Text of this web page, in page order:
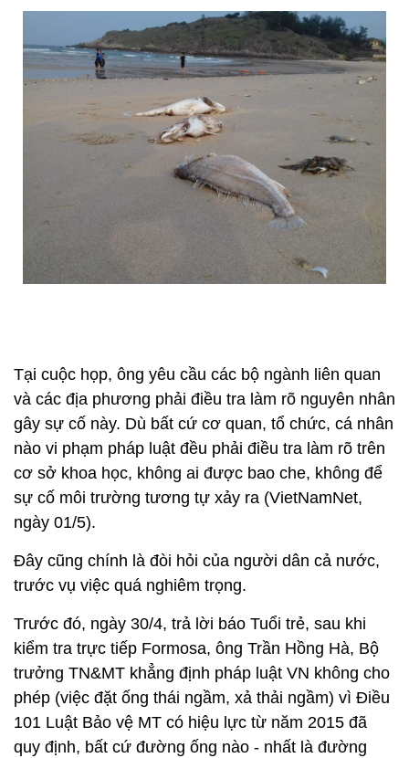
Tại cuộc họp, ông yêu cầu các bộ ngành liên quan
và các địa phương phải điều tra làm rõ nguyên nhân
gây sự cố này. Dù bất cứ cơ quan, tổ chức, cá nhân
nào vi phạm pháp luật đều phải điều tra làm rõ trên
cơ sở khoa học, không ai được bao che, không để
sự cố môi trường tương tự xảy ra (VietNamNet,
ngày 01/5).
Đây cũng chính là đòi hỏi của người dân cả nước,
trước vụ việc quá nghiêm trọng.
Trước đó, ngày 30/4, trả lời báo Tuổi trẻ, sau khi
kiểm tra trực tiếp Formosa, ông Trần Hồng Hà, Bộ
trưởng TN&MT khẳng định pháp luật VN không cho
phép (việc đặt ống thái ngầm, xả thải ngầm) vì Điều
101 Luật Bảo vệ MT có hiệu lực từ năm 2015 đã
quy định, bất cứ đường ống nào - nhất là đường